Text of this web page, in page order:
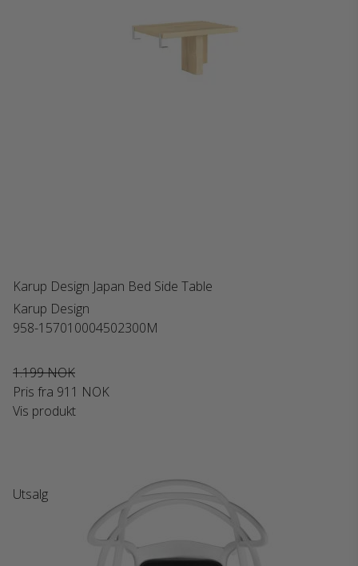
Karup Design Japan Bed Side Table
Karup Design
958-157010004502300M
1.199 NOK
Pris fra 911 NOK
Vis produkt
Utsalg